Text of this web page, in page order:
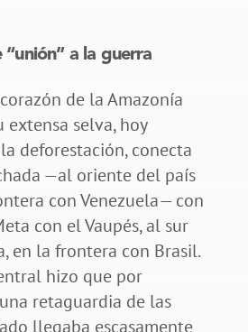
“unión” a la guerra
de la Amazonía
extensa selva, hoy
deforestación, conecta
—al oriente del país
con Venezuela— con
con el Vaupés, al sur
en la frontera con Brasil.
hizo que por
retaguardia de las
llegaba escasamente